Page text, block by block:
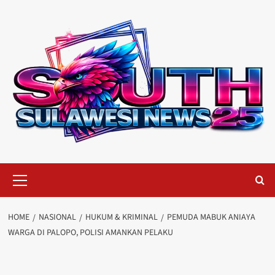
Menu
HOME NASIONAL HUKUM & KRIMINAL
PEMUDA MABUK ANIAYA
WARGA DI PALOPO, POLISI AMANKAN PELAKU